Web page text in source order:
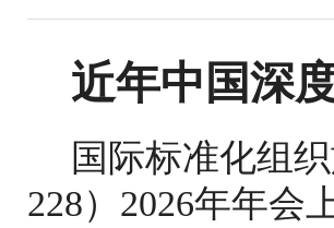
近年中国深
国际标准化组
228）2026年年会